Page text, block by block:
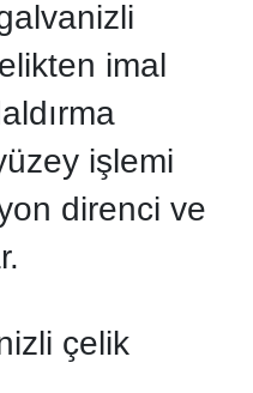
imal
işlemi
direnci ve
çelik